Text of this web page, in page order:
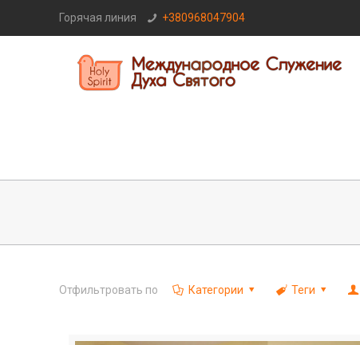
Горячая линия +380968047904
Отфильтровать по Категории Теги